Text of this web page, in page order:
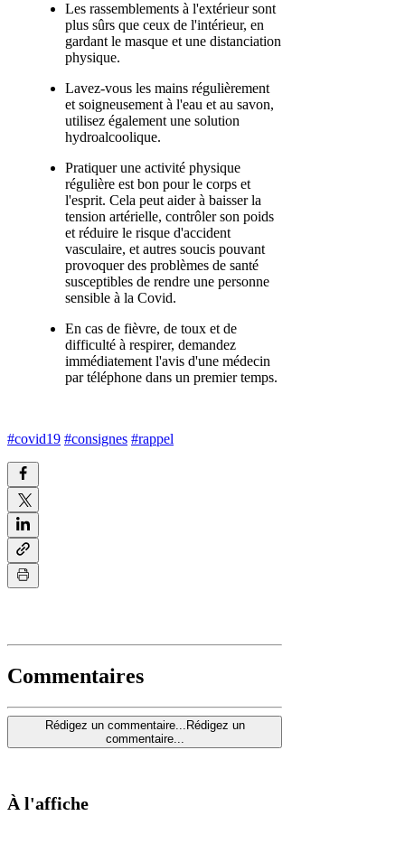
Les rassemblements à l'extérieur sont
plus sûrs que ceux de l'intérieur, en
gardant le masque et une distanciation
physique.
Lavez-vous les mains régulièrement
et soigneusement à l'eau et au savon,
utilisez également une solution
hydroalcoolique.
Pratiquer une activité physique
régulière est bon pour le corps et
l'esprit. Cela peut aider à baisser la
tension artérielle, contrôler son poids
et réduire le risque d'accident
vasculaire, et autres soucis pouvant
provoquer des problèmes de santé
susceptibles de rendre une personne
sensible à la Covid.
En cas de fièvre, de toux et de
difficulté à respirer, demandez
immédiatement l'avis d'une médecin
par téléphone dans un premier temps.
#covid19 #consignes #rappel
Commentaires
Rédigez un commentaire... Rédigez un
commentaire...
À l'affiche